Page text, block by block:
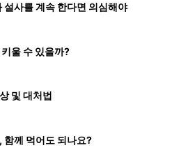
설사를 계속 한다면 의심해야
울 수 있을까?
및 대처법
함께 먹어도 되나요?